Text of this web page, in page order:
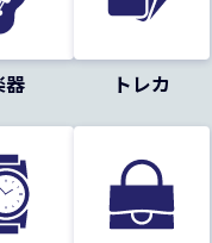
器 トレカ